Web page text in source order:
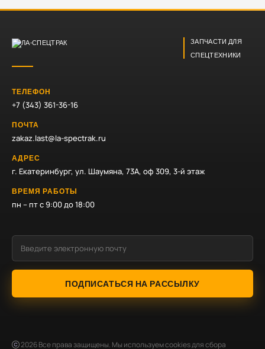
ЗАПЧАСТИ ДЛЯ
СПЕЦТЕХНИКИ
ТЕЛЕФОН
+7 (343) 361-36-16
ПОЧТА
zakaz.last@la-spectrak.ru
АДРЕС
г. Екатеринбург, ул. Шаумяна, 73А, оф 309, 3-й этаж
ВРЕМЯ РАБОТЫ
пн – пт с 9:00 до 18:00
ПОДПИСАТЬСЯ НА РАССЫЛКУ
2026Все права защищены. Мы используем cookies для сбора